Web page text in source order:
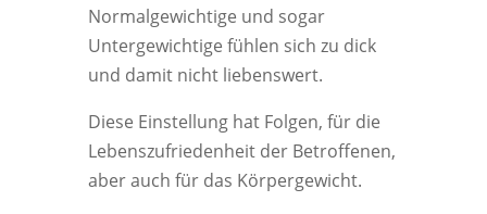
Normalgewichtige und sogar
Untergewichtige fühlen sich zu dick
und damit nicht liebenswert.
Diese Einstellung hat Folgen, für die
Lebenszufriedenheit der Betroffenen,
aber auch für das Körpergewicht.